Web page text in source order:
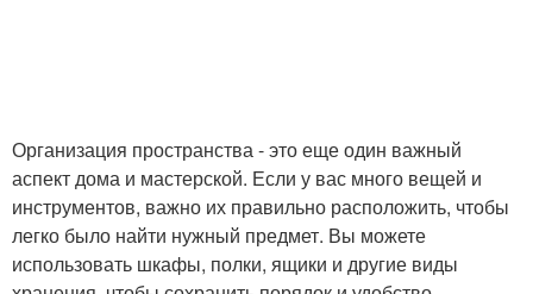
Организация пространства - это еще один важный
аспект дома и мастерской. Если у вас много вещей и
инструментов, важно их правильно расположить, чтобы
легко было найти нужный предмет. Вы можете
использовать шкафы, полки, ящики и другие виды